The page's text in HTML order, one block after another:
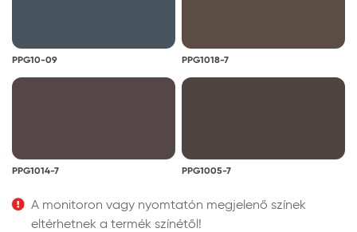
PPG10-09 PPG1018-7
PPG1014-7 PPG1005-7
A monitoron vagy nyomtatón megjelenő színek
eltérhetnek a termék színétől!